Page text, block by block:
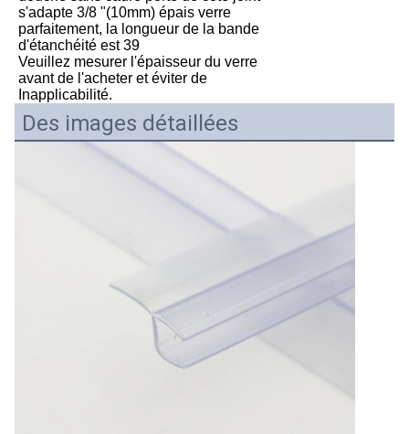
s'adapte 3/8 "(10mm) épais verre
parfaitement, la longueur de la bande
d'étanchéité est 39
Veuillez mesurer l'épaisseur du verre
avant de l'acheter et éviter de
Inapplicabilité.
Des images détaillées